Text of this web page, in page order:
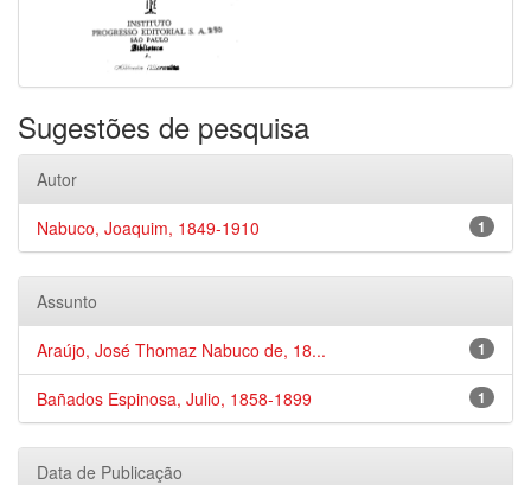
Sugestões de pesquisa
Autor
1
Nabuco, Joaquim, 1849-1910
Assunto
1
Araújo, José Thomaz Nabuco de, 18...
1
Bañados Espinosa, Julio, 1858-1899
Data de Publicação